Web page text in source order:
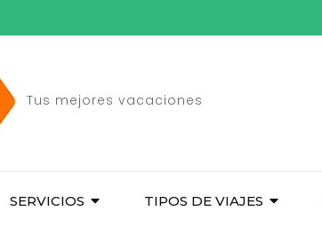
Tus mejores vacaciones
SERVICIOS TIPOS DE VIAJES